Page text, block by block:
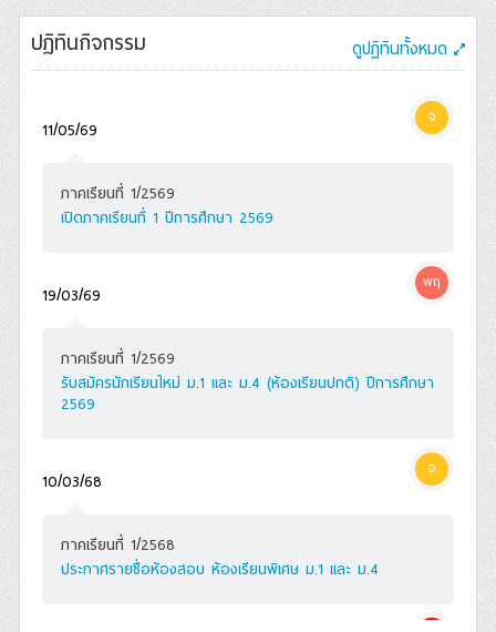
ปฏิทินกิจกรรม ดูปฏิทินทั้งหมด
11/05/69
จ
ภาคเรียนที่ 1/2569
เปิดภาคเรียนที่ 1 ปีการศึกษา 2569
19/03/69
พฤ
ภาคเรียนที่ 1/2569
รับสมัครนักเรียนใหม่ ม.1 และ ม.4 (ห้องเรียนปกติ) ปีการศึกษา
2569
10/03/68
จ
ภาคเรียนที่ 1/2568
ประกาศรายชื่อห้องสอบ ห้องเรียนพิเศษ ม.1 และ ม.4